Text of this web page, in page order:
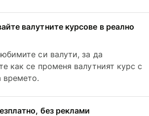
валутните курсове в реално
си валути, за да
как се променя валутният курс с
времето.
без реклами